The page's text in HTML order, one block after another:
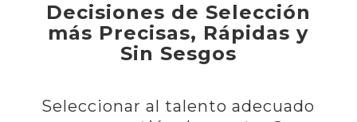
Decisiones de Selección
más Precisas, Rápidas y
Sin Sesgos
Seleccionar al talento adecuado